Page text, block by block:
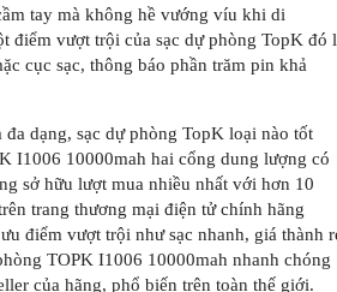
tay mà không hề vướng víu khi di
điểm vượt trội của sạc dự phòng TopK đó
cục sạc, thông báo phần trăm pin khả
dạng, sạc dự phòng TopK loại nào tốt
I1006 10000mah hai cổng dung lượng có
sở hữu lượt mua nhiều nhất với hơn 10
trang thương mại điện tử chính hãng
điểm vượt trội như sạc nhanh, giá thành
TOPK I1006 10000mah nhanh chóng
của hãng, phổ biến trên toàn thế giới.